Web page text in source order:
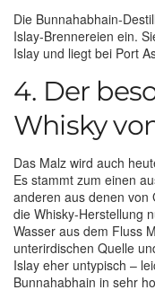
Die Bunnahabhain-
Islay-Brennereien ein.
Islay und liegt bei Port
4. Der
Whisky
Das Malz wird auch
Es stammt zum einen
anderen aus denen
die Whisky-Herstellung
Wasser aus dem Fluss
unterirdischen Quelle
Islay eher untypisch –
Bunnahabhain in sehr